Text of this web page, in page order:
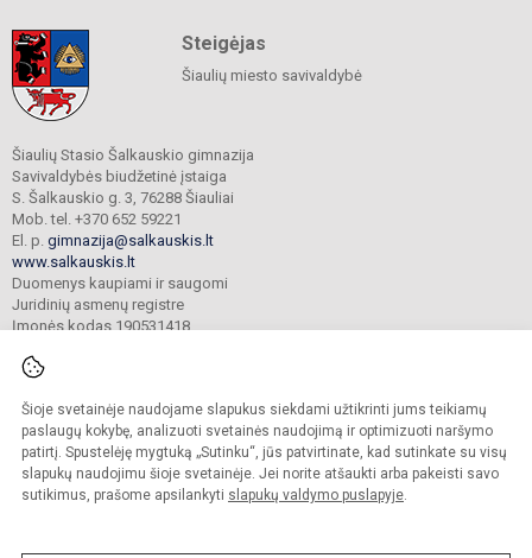
Šioje svetainėje naudojame slapukus siekdami užtikrinti jums teikiamų
paslaugų kokybę, analizuoti svetainės naudojimą ir optimizuoti naršymo
patirtį. Spustelėję mygtuką „Sutinku“, jūs patvirtinate, kad sutinkate su visų
slapukų naudojimu šioje svetainėje. Jei norite atšaukti arba pakeisti savo
sutikimus, prašome apsilankyti slapukų valdymo puslapyje.
Steigėjas
Šiaulių miesto savivaldybė
Šiaulių Stasio Šalkauskio gimnazija
Savivaldybės biudžetinė įstaiga
S. Šalkauskio g. 3, 76288 Šiauliai
Mob. tel. +370 652 59221
El. p. gimnazija@salkauskis.lt
www.salkauskis.lt
Duomenys kaupiami ir saugomi
Juridinių asmenų registre
Įmonės kodas 190531418
© 2024. Šiaulių Stasio Šalkauskio gimnazija. Visos teisės saugomos.
Kopijuoti turinį be raštiško gimnazijos sutikimo griežtai draudžiama.
Prieinamumo paraiška Slapukų valdymas
Sumanus būdas atnaujinti